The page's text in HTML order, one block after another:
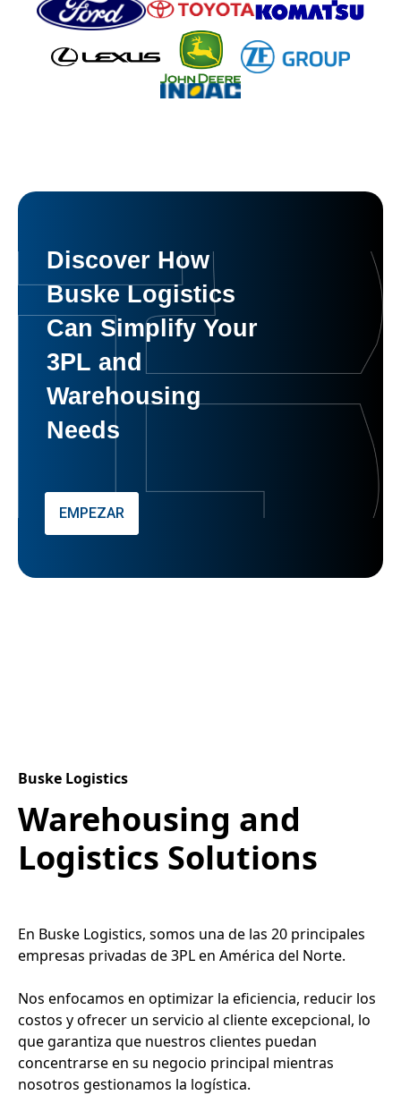
Discover How
Buske Logistics
Can Simplify Your
3PL and
Warehousing
Needs
EMPEZAR
Buske Logistics
Warehousing and
Logistics Solutions
En Buske Logistics, somos una de las 20 principales
empresas privadas de 3PL en América del Norte.
Nos enfocamos en optimizar la eficiencia, reducir los
costos y ofrecer un servicio al cliente excepcional, lo
que garantiza que nuestros clientes puedan
concentrarse en su negocio principal mientras
nosotros gestionamos la logística.